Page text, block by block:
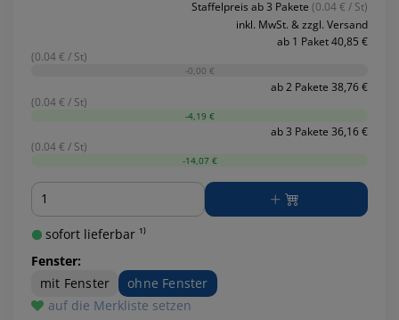
Staffelpreis ab 3 Pakete (0.04 € / St)
inkl. MwSt. & zzgl. Versand
ab 1 Paket 40,85 €
(0.04 € / St)
-0,00 €
ab 2 Pakete 38,76 €
(0.04 € / St)
-4,19 €
ab 3 Pakete 36,16 €
(0.04 € / St)
-14,07 €
Menge
sofort lieferbar ¹⁾
Fenster:
mit Fenster
ohne Fenster
auf die Merkliste setzen